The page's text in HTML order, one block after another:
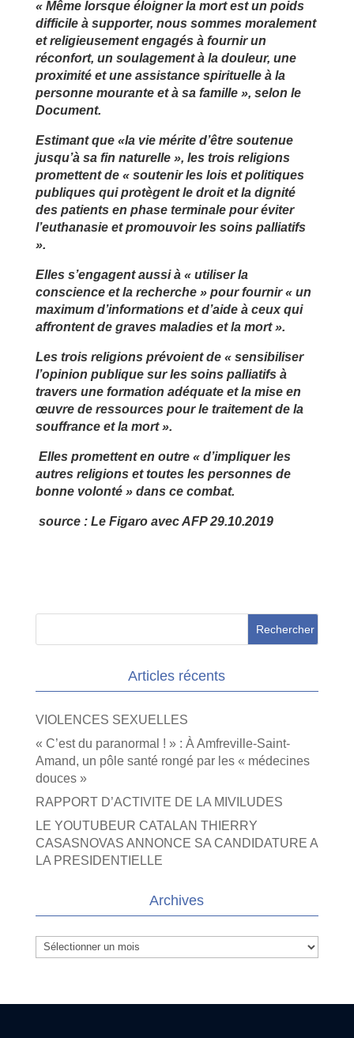
« Même lorsque éloigner la mort est un poids
difficile à supporter, nous sommes moralement
et religieusement engagés à fournir un
réconfort, un soulagement à la douleur, une
proximité et une assistance spirituelle à la
personne mourante et à sa famille », selon le
Document.
Estimant que «la vie mérite d’être soutenue
jusqu’à sa fin naturelle », les trois religions
promettent de « soutenir les lois et politiques
publiques qui protègent le droit et la dignité
des patients en phase terminale pour éviter
l’euthanasie et promouvoir les soins palliatifs
».
Elles s’engagent aussi à « utiliser la
conscience et la recherche » pour fournir « un
maximum d’informations et d’aide à ceux qui
affrontent de graves maladies et la mort ».
Les trois religions prévoient de « sensibiliser
l’opinion publique sur les soins palliatifs à
travers une formation adéquate et la mise en
œuvre de ressources pour le traitement de la
souffrance et la mort ».
Elles promettent en outre « d’impliquer les
autres religions et toutes les personnes de
bonne volonté » dans ce combat.
source : Le Figaro avec AFP 29.10.2019
Articles récents
VIOLENCES SEXUELLES
« C’est du paranormal ! » : À Amfreville-Saint-
Amand, un pôle santé rongé par les « médecines
douces »
RAPPORT D’ACTIVITE DE LA MIVILUDES
LE YOUTUBEUR CATALAN THIERRY
CASASNOVAS ANNONCE SA CANDIDATURE A
LA PRESIDENTIELLE
Archives
Archives